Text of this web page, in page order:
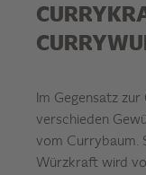
Im Gegensatz zur
verschieden
vom Currybaum.
Würzkraft wird